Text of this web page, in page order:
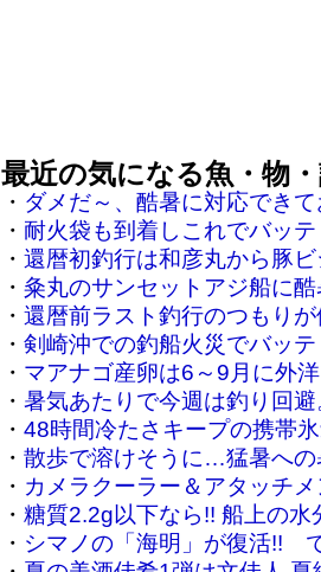
最近の気になる魚・物
・ ダメだ～、酷暑に対応でき
・ 耐火袋も到着しこれでバッ
・ 還暦初釣行は和彦丸から豚
・ 粂丸のサンセットアジ船に
・ 還暦前ラスト釣行のつもり
・ 剣崎沖での釣船火災でバッ
・ マアナゴ産卵は6～9月に外
・ 暑気あたりで今週は釣り回
・ 48時間冷たさキープの携帯
・ 散歩で溶けそうに…猛暑へ
・ カメラクーラー＆アタッチ
・ 糖質2.2g以下なら!! 船上の
・ シマノの「海明」が復活!!